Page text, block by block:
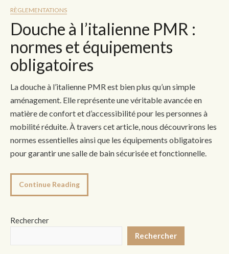
RÈGLEMENTATIONS
Douche à l’italienne PMR :
normes et équipements
obligatoires
La douche à l’italienne PMR est bien plus qu’un simple
aménagement. Elle représente une véritable avancée en
matière de confort et d’accessibilité pour les personnes à
mobilité réduite. À travers cet article, nous découvrirons les
normes essentielles ainsi que les équipements obligatoires
pour garantir une salle de bain sécurisée et fonctionnelle.
Continue Reading
Rechercher
Rechercher